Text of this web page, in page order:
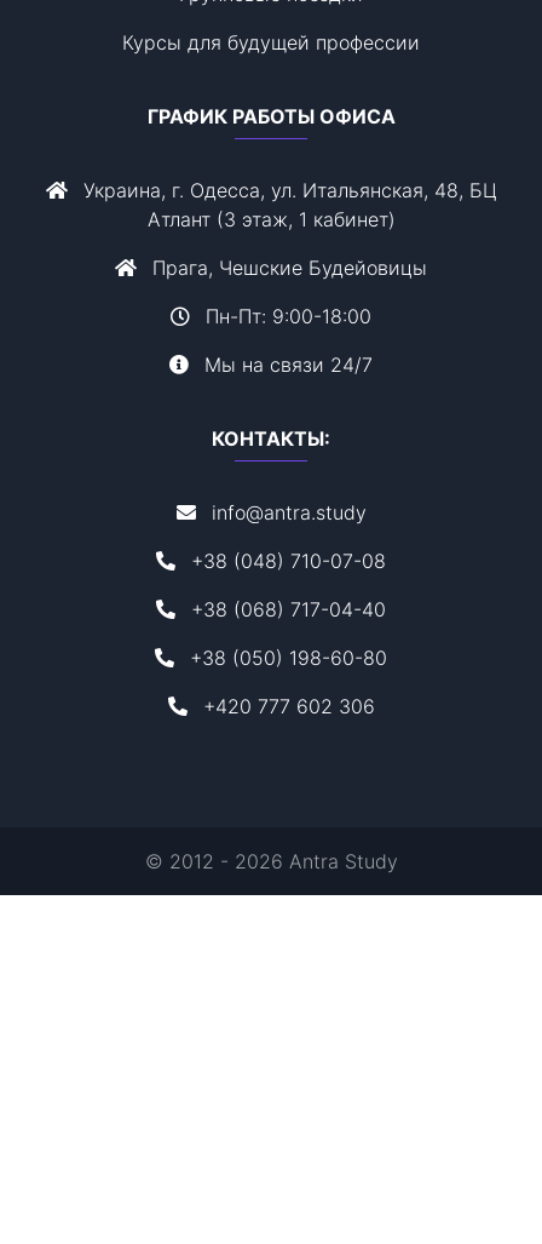
Курсы для будущей профессии
ГРАФИК РАБОТЫ ОФИСА
Украина, г. Одесса, ул. Итальянская, 48, БЦ
Атлант (3 этаж, 1 кабинет)
Прага, Чешские Будейовицы
Пн-Пт: 9:00-18:00
Мы на связи 24/7
КОНТАКТЫ:
info@antra.study
+38 (048) 710-07-08
+38 (068) 717-04-40
+38 (050) 198-60-80
+420 777 602 306
© 2012 - 2026 Antra Study